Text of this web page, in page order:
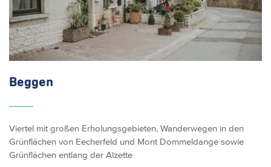
Beggen
Viertel mit großen Erholungsgebieten, Wanderwegen in den
Grünflächen von Eecherfeld und Mont Dommeldange sowie
Grünflächen entlang der Alzette